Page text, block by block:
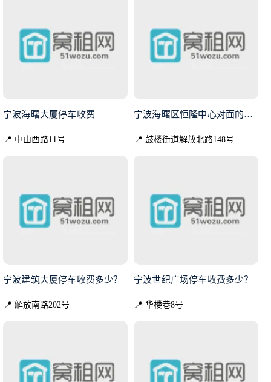
宁波海曙大厦停车收费
📍 中山西路11号
宁波海曙区恒隆中心对面的新金穗
📍 鼓楼街道解放北路148号
宁波建筑大厦停车收费多少？
📍 解放南路202号
宁波世纪广场停车收费多少？
📍 华楼巷8号